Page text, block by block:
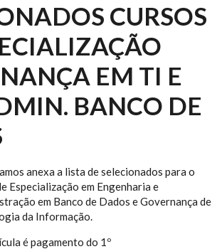
CURSOS
EM TI E
BANCO DE
anexa a lista de selecionados para o
Especialização em Engenharia e
em Banco de Dados e Governança de
da Informação.
é pagamento do 1º